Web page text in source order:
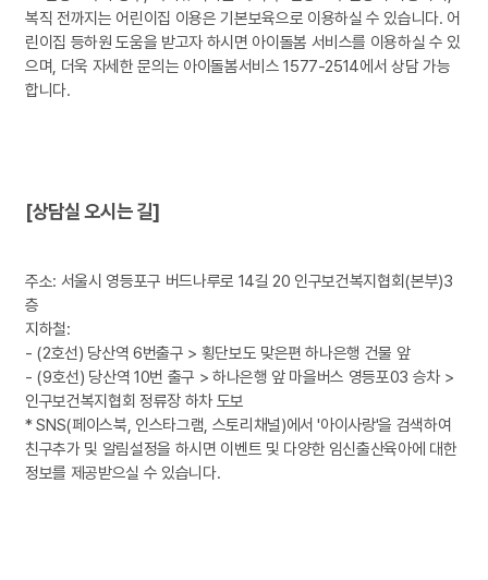
복직 전까지는 어린이집 이용은 기본보육으로 이용하실 수 있습니다. 어
린이집 등하원 도움을 받고자 하시면 아이돌봄 서비스를 이용하실 수 있
으며, 더욱 자세한 문의는 아이돌봄서비스 1577-2514에서 상담 가능
합니다.
[상담실 오시는 길]
주소: 서울시 영등포구 버드나루로 14길 20 인구보건복지협회(본부)3
층
지하철:
- (2호선) 당산역 6번출구 > 횡단보도 맞은편 하나은행 건물 앞
- (9호선) 당산역 10번 출구 > 하나은행 앞 마을버스 영등포03 승차 >
인구보건복지협회 정류장 하차 도보
* SNS(페이스북, 인스타그램, 스토리채널)에서 '아이사랑'을 검색하여
친구추가 및 알림설정을 하시면 이벤트 및 다양한 임신출산육아에 대한
정보를 제공받으실 수 있습니다.